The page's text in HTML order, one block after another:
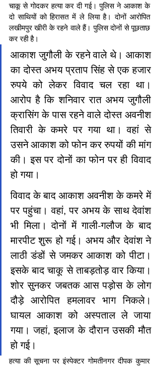
चाकू से गोदकर हत्या कर दी गई। पुलिस ने आकाश के
दो साथियों को हिरासत में ले लिया है। दोनों आरोपित
लखीमपुर खीरी के रहने वाले हैं। पुलिस दोनों से पूछताछ
कर रही है।
आकाश जुगौली के रहने वाले थे। आकाश
का दोस्त अभय प्रताप सिंह से एक हजार
रुपये को लेकर विवाद चल रहा था।
आरोप है कि शनिवार रात अभय जुगौली
क्रासिंग के पास रहने वाले दोस्त अवनीश
तिवारी के कमरे पर गया था। वहां से
उसने आकाश को फोन कर रुपयों की मांग
की। इस पर दोनों का फोन पर ही विवाद
हो गया।
विवाद के बाद आकाश अवनीश के कमरे में
पर पहुंचा। वहां, पर अभय के साथ देवांश
भी मिला। दोनों में गाली-गलौज के बाद
मारपीट शुरू हो गई। अभय और देवांश ने
लाठी डंडों से जमकर आकाश को पीटा।
इसके बाद चाकू से ताबड़तोड़ वार किया।
शोर सुनकर जबतक आस पड़ोस के लोग
दौड़े आरोपित हमलावर भाग निकले।
घायल आकाश को अस्पताल ले जाया
गया। जहां, इलाज के दौरान उसकी मौत
हो गई।
हत्या की सूचना पर इंस्पेक्टर गोमतीनगर दीपक कुमार